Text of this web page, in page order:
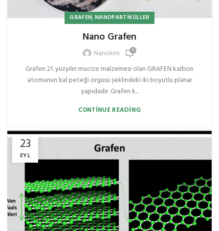
GRAFEN, NANOPARTIKÜLLER
Nano Grafen
Nanokim 0
Grafen 21. yüzyılın mucize malzemesi olan GRAFEN karbon
atomunun bal peteği örgüsü şeklindeki iki boyutlu planar
yapıdadır. Grafen k...
CONTINUE READING
23
EYL